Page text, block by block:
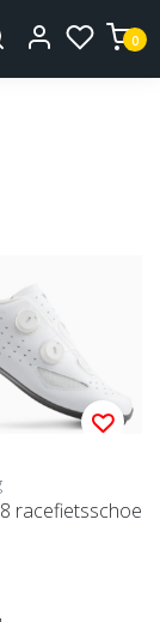
0
racefietsschoe